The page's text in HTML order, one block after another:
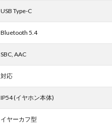
USB Type-C
Bluetooth 5.4
SBC, AAC
対応
IP54 (イヤホン本体)
イヤーカフ型